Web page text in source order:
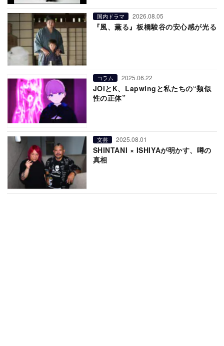
国内ドラマ 2026.08.05
『風、薫る』板橋駿谷の安心感が光る
コラム 2025.06.22
JOIとK、Lapwingと私たちの“類似
性の正体”
文芸 2025.08.01
SHINTANI × ISHIYAが明かす、噂の
真相